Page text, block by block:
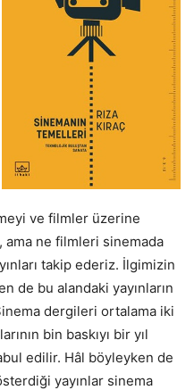
ve filmler üzerine
ama ne filmleri sinemada
takip ederiz. İlgimizin
de bu alandaki yayınların
dergileri ortalama iki
bin baskıyı bir yıl
edilir. Hâl böyleyken de
yayınlar sinema